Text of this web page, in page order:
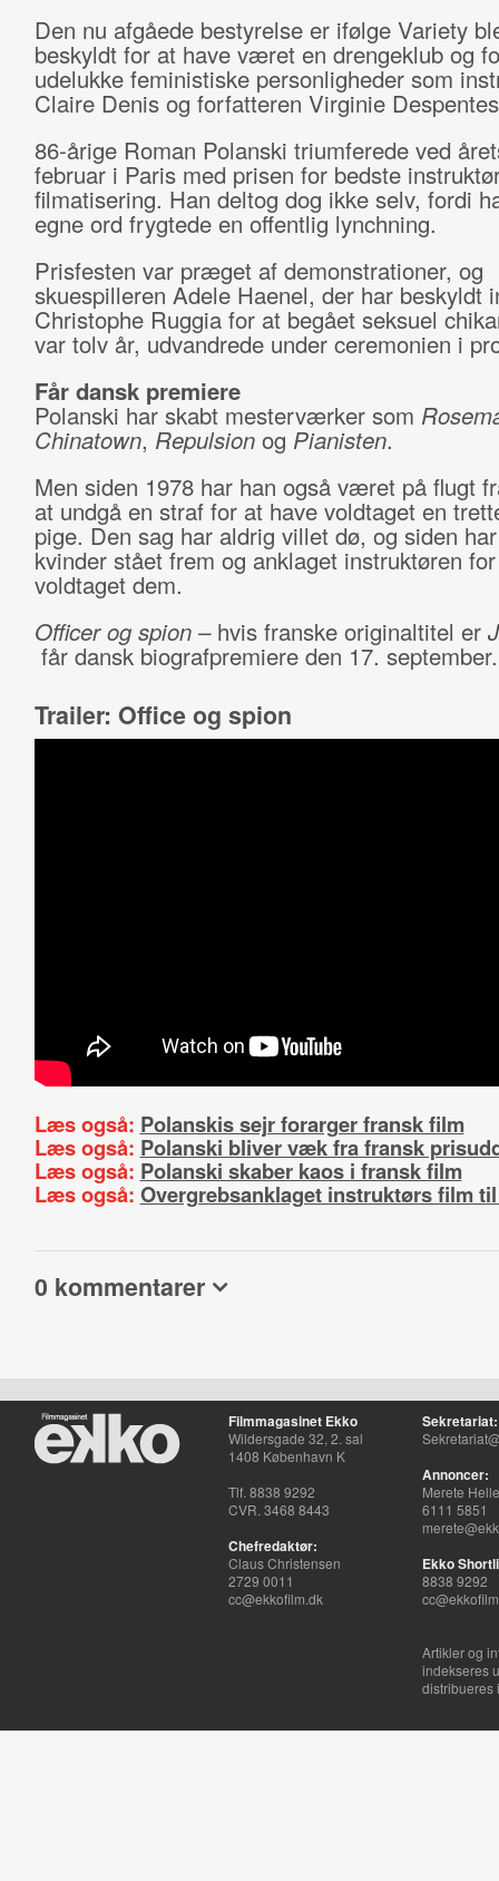
Den nu afgåede bestyrelse er ifølge Variety
beskyldt for at have været en drengeklub og
udelukke feministiske personligheder som
Claire Denis og forfatteren Virginie
86-årige Roman Polanski triumferede ved
februar i Paris med prisen for bedste
filmatisering. Han deltog dog ikke selv, fordi
egne ord frygtede en offentlig lynchning.
Prisfesten var præget af demonstrationer, og
skuespilleren Adele Haenel, der har beskyldt
Christophe Ruggia for at begået seksuel
var tolv år, udvandrede under ceremonien i
Får dansk premiere
Polanski har skabt mesterværker som
Chinatown, Repulsionog Pianisten.
Men siden 1978 har han også været på flugt
at undgå en straf for at have voldtaget en
pige. Den sag har aldrig villet dø, og siden
kvinder stået frem og anklaget instruktøren
voldtaget dem.
Officer og spion – hvis franske originaltitel er
får dansk biografpremiere den 17.
Trailer: Office og spion
Læs også: Polanskis sejr forarger fransk film
Læs også: Polanski bliver væk fra fransk
Læs også: Polanski skaber kaos i fransk film
Læs også: Overgrebsanklaget instruktørs film
0 kommentarer
Filmmagasinet Ekko
Wildersgade 32, 2. sal
1408 København K
Tlf. 8838 9292
CVR. 3468 8443
Chefredaktør:
Claus Christensen
2729 0011
cc@ekkofilm.dk
Sekretariat:
Annoncer:
Merete
6111 5851
Ekko
8838 9292
Artikler og
indekseres
distribueres